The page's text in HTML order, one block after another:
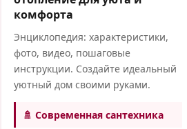
комфорта
Энциклопедия: характеристики,
фото, видео, пошаговые
инструкции. Создайте идеальный
уютный дом своими руками.
🚿 Современная сантехника